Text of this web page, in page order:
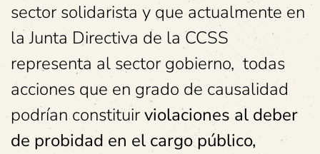
sector solidarista y que actualmente en
la Junta Directiva de la CCSS
representa al sector gobierno, todas
acciones que en grado de causalidad
podrían constituirviolaciones al deber
de probidad en el cargo público,